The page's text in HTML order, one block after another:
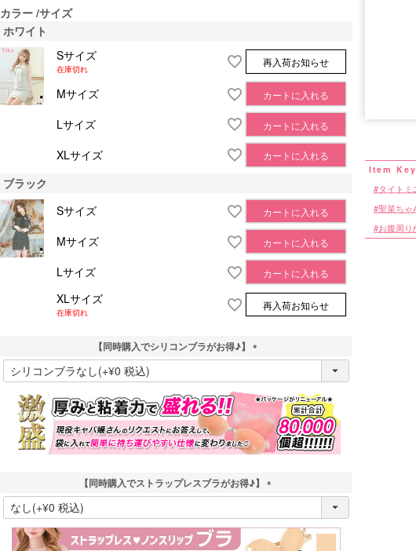
カラー サイズ
ホワイト
Sサイズ
在庫切れ
再入荷お知らせ
Mサイズ カートに入れる
Lサイズ カートに入れる
XLサイズ カートに入れる
ブラック
Sサイズ
カートに入れる
Mサイズ カートに入れる
Lサイズ カートに入れる
XLサイズ
在庫切れ
再入荷お知らせ
【同時購入でシリコンブラがお得♪】
(
必
須
)
【同時購入でストラップレスブラがお得♪】
(
必
須
)
タイトミ
聖菜ちゃ
お腹周り